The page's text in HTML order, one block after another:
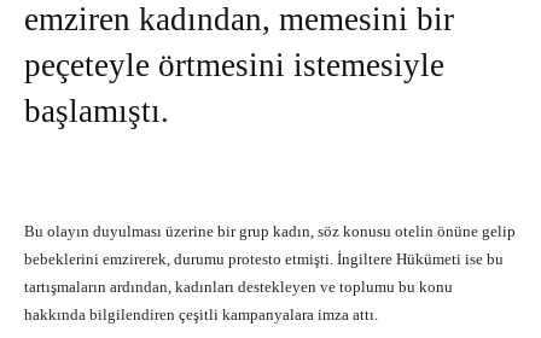
emziren kadından, memesini bir
peçeteyle örtmesini istemesiyle
başlamıştı.
Bu olayın duyulması üzerine bir grup kadın, söz konusu otelin önüne gelip
bebeklerini emzirerek, durumu protesto etmişti. İngiltere Hükümeti ise bu
tartışmaların ardından, kadınları destekleyen ve toplumu bu konu
hakkında bilgilendiren çeşitli kampanyalara imza attı.